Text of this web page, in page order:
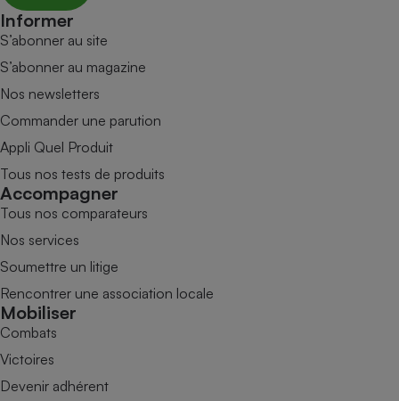
Informer
S’abonner au site
S’abonner au magazine
Nos newsletters
Commander une parution
Appli Quel Produit
Tous nos tests de produits
Accompagner
Tous nos comparateurs
Nos services
Soumettre un litige
Rencontrer une association locale
Mobiliser
Combats
Victoires
Devenir adhérent